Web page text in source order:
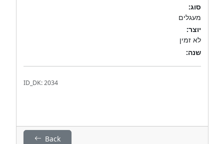
סוג:
מעגלים
יוצר:
לא זמין
שנה:
ID_DK: 2034
Back